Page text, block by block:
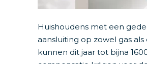
Huishoudens met een
aansluiting op zowel gas
kunnen dit jaar tot bijna